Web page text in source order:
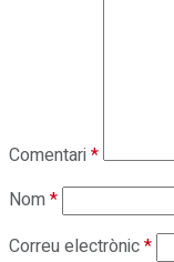
Comentari*
Nom*
Correu electrònic*